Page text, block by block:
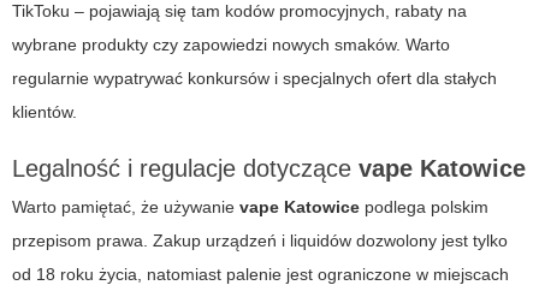
TikToku – pojawiają się tam kodów promocyjnych, rabaty na
wybrane produkty czy zapowiedzi nowych smaków. Warto
regularnie wypatrywać konkursów i specjalnych ofert dla stałych
klientów.
Legalność i regulacje dotyczące vape Katowice
Warto pamiętać, że używanie vape Katowice podlega polskim
przepisom prawa. Zakup urządzeń i liquidów dozwolony jest tylko
od 18 roku życia, natomiast palenie jest ograniczone w miejscach